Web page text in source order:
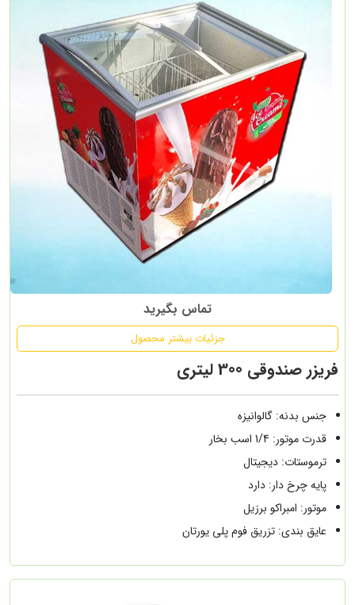
تماس بگیرید
جزئیات بیشتر محصول
فریزر صندوقی 300 لیتری
جنس بدنه: گالوانیزه
قدرت موتور: 1/4 اسب بخار
ترموستات: دیجیتال
پایه چرخ دار: دارد
موتور: امبراکو برزیل
عایق بندی: تزریق فوم پلی یورتان